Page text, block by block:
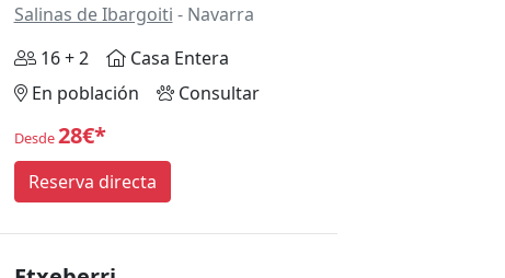
Salinas de Ibargoiti - Navarra
16 + 2
Casa Entera
En población
Consultar
Desde28€*
Reserva directa